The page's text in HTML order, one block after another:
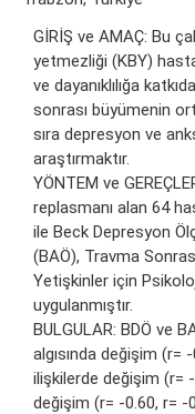
GİRİŞ ve AMAÇ: Bu
yetmezliği (KBY)
ve dayanıklılığa
sonrası büyümenin
sıra depresyon ve
araştırmaktır.
YÖNTEM ve
replasmanı alan 64
ile Beck Depresyon
(BAÖ), Travma
Yetişkinler için
uygulanmıştır.
BULGULAR: BDÖ ve
algısında değişim (r=
ilişkilerde değişim (r=
değişim (r= -0.60, r=